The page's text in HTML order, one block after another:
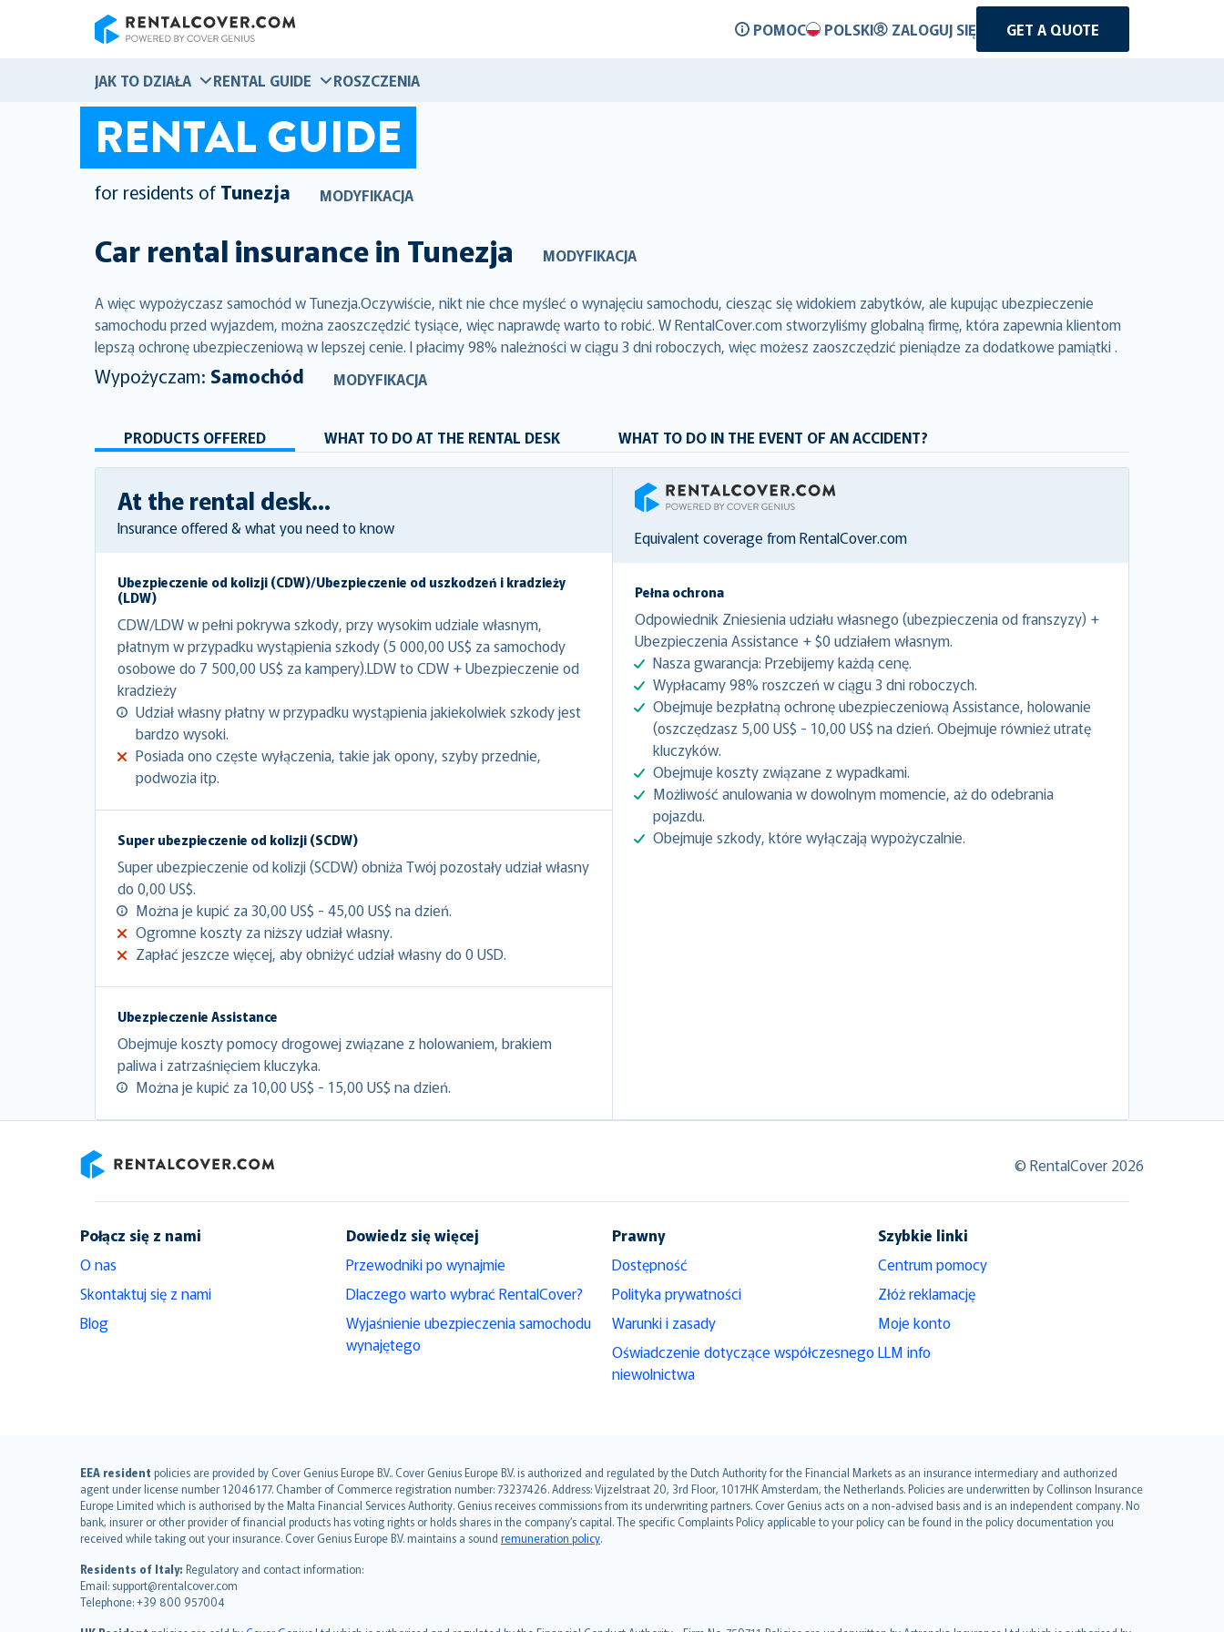
POMOC POLSKI ZALOGUJ SIĘ GET A QUOTE
JAK TO DZIAŁA RENTAL GUIDE ROSZCZENIA
RENTAL GUIDE
for residents of Tunezja MODYFIKACJA
Car rental insurance in Tunezja MODYFIKACJA
A więc wypożyczasz samochód w Tunezja.Oczywiście, nikt nie chce myśleć o wynajęciu samochodu, ciesząc się widokiem zabytków, ale kupując ubezpieczenie
samochodu przed wyjazdem, można zaoszczędzić tysiące, więc naprawdę warto to robić. W RentalCover.com stworzyliśmy globalną firmę, która zapewnia klientom
lepszą ochronę ubezpieczeniową w lepszej cenie. I płacimy 98% należności w ciągu 3 dni roboczych, więc możesz zaoszczędzić pieniądze za dodatkowe pamiątki .
Wypożyczam: Samochód MODYFIKACJA
PRODUCTS OFFERED WHAT TO DO AT THE RENTAL DESK WHAT TO DO IN THE EVENT OF AN ACCIDENT?
At the rental desk...
Insurance offered & what you need to know
Ubezpieczenie od kolizji (CDW)/Ubezpieczenie od uszkodzeń i kradzieży
(LDW)
CDW/LDW w pełni pokrywa szkody, przy wysokim udziale własnym,
płatnym w przypadku wystąpienia szkody (5 000,00 US$ za samochody
osobowe do 7 500,00 US$ za kampery).LDW to CDW + Ubezpieczenie od
kradzieży
Udział własny płatny w przypadku wystąpienia jakiekolwiek szkody jest
bardzo wysoki.
Posiada ono częste wyłączenia, takie jak opony, szyby przednie,
podwozia itp.
Super ubezpieczenie od kolizji (SCDW)
Super ubezpieczenie od kolizji (SCDW) obniża Twój pozostały udział własny
do 0,00 US$.
Można je kupić za 30,00 US$ - 45,00 US$ na dzień.
Ogromne koszty za niższy udział własny.
Zapłać jeszcze więcej, aby obniżyć udział własny do 0 USD.
Ubezpieczenie Assistance
Obejmuje koszty pomocy drogowej związane z holowaniem, brakiem
paliwa i zatrzaśnięciem kluczyka.
Można je kupić za 10,00 US$ - 15,00 US$ na dzień.
RentalCover
Equivalent coverage from RentalCover.com
Pełna ochrona
Odpowiednik Zniesienia udziału własnego (ubezpieczenia od franszyzy) +
Ubezpieczenia Assistance + $0 udziałem własnym.
Nasza gwarancja: Przebijemy każdą cenę.
Wypłacamy 98% roszczeń w ciągu 3 dni roboczych.
Obejmuje bezpłatną ochronę ubezpieczeniową Assistance, holowanie
(oszczędzasz 5,00 US$ - 10,00 US$ na dzień. Obejmuje również utratę
kluczyków.
Obejmuje koszty związane z wypadkami.
Możliwość anulowania w dowolnym momencie, aż do odebrania
pojazdu.
Obejmuje szkody, które wyłączają wypożyczalnie.
© RentalCover 2026
Połącz się z nami
O nas
Skontaktuj się z nami
Blog
Dowiedz się więcej
Przewodniki po wynajmie
Dlaczego warto wybrać RentalCover?
Wyjaśnienie ubezpieczenia samochodu
wynajętego
Prawny
Dostępność
Polityka prywatności
Warunki i zasady
Oświadczenie dotyczące współczesnego
niewolnictwa
Szybkie linki
Centrum pomocy
Złóż reklamację
Moje konto
LLM info
EEA resident policies are provided by Cover Genius Europe B.V.. Cover Genius Europe B.V. is authorized and regulated by the Dutch Authority for the Financial Markets as an insurance intermediary and authorized
agent under license number 12046177. Chamber of Commerce registration number: 73237426. Address: Vijzelstraat 20, 3rd Floor, 1017HK Amsterdam, the Netherlands. Policies are underwritten by Collinson Insurance
Europe Limited which is authorised by the Malta Financial Services Authority. Genius receives commissions from its underwriting partners. Cover Genius acts on a non-advised basis and is an independent company. No
bank, insurer or other provider of financial products has voting rights or holds shares in the company’s capital. The specific Complaints Policy applicable to your policy can be found in the policy documentation you
received while taking out your insurance. Cover Genius Europe B.V. maintains a sound remuneration policy.
Residents of Italy: Regulatory and contact information:
Email: support@rentalcover.com
Telephone: +39 800 957004
English (UK)
English (US)
Deutsch
français
Nederlands
español
italiano
简体中文